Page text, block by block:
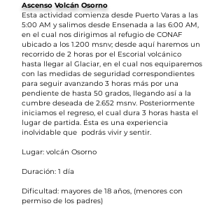
Ascenso Volcán Osorno
Esta actividad comienza desde Puerto Varas a las
5:00 AM y salimos desde Ensenada a las 6:00 AM,
en el cual nos dirigimos al refugio de CONAF
ubicado a los 1.200 msnv; desde aquí haremos un
recorrido de 2 horas por el Escorial volcánico
hasta llegar al Glaciar, en el cual nos equiparemos
con las medidas de seguridad correspondientes
para seguir avanzando 3 horas más por una
pendiente de hasta 50 grados, llegando así a la
cumbre deseada de 2.652 msnv. Posteriormente
iniciamos el regreso, el cual dura 3 horas hasta el
lugar de partida. Ésta es una experiencia
inolvidable que podrás vivir y sentir.
Lugar: volcán Osorno
Duración: 1 día
Dificultad: mayores de 18 años, (menores con
permiso de los padres)